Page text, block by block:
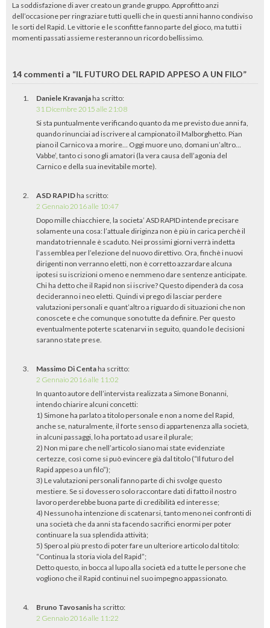
La soddisfazione di aver creato un grande gruppo. Approfitto anzi
dell’occasione per ringraziare tutti quelli che in questi anni hanno condiviso
le sorti del Rapid. Le vittorie e le sconfitte fanno parte del gioco, ma tutti i
momenti passati assieme resteranno un ricordo bellissimo.
14 commenti a “IL FUTURO DEL RAPID APPESO A UN FILO”
Daniele Kravanjaha scritto:
31 Dicembre 2015 alle 21:08
Si sta puntualmente verificando quanto da me previsto due anni fa,
quando rinunciai ad iscrivere al campionato il Malborghetto. Pian
piano il Carnico va a morire… Oggi muore uno, domani un’altro…
Vabbe’, tanto ci sono gli amatori (la vera causa dell’agonia del
Carnico e della sua inevitabile morte).
ASD RAPIDha scritto:
2 Gennaio 2016 alle 10:47
Dopo mille chiacchiere, la societa’ ASD RAPID intende precisare
solamente una cosa: l’attuale diriginza non è più in carica perchè il
mandato triennale è scaduto. Nei prossimi giorni verrà indetta
l’assemblea per l’elezione del nuovo direttivo. Ora, finchè i nuovi
dirigenti non verranno eletti, non è corretto azzardare alcuna
ipotesi su iscrizioni o meno e nemmeno dare sentenze anticipate.
Chi ha detto che il Rapid non si iscrive? Questo dipenderà da cosa
decideranno i neo eletti. Quindi vi prego di lasciar perdere
valutazioni personali e quant’altro a riguardo di situazioni che non
conoscete e che comunque sono tutte da definire. Per questo
eventualmente poterte scatenarvi in seguito, quando le decisioni
saranno state prese.
Massimo Di Centaha scritto:
2 Gennaio 2016 alle 11:02
In quanto autore dell’intervista realizzata a Simone Bonanni,
intendo chiarire alcuni concetti:
1) Simone ha parlato a titolo personale e non a nome del Rapid,
anche se, naturalmente, il forte senso di appartenenza alla società,
in alcuni passaggi, lo ha portato ad usare il plurale;
2) Non mi pare che nell’articolo siano mai state evidenziate
certezze, così come si può evincere già dal titolo (“Il futuro del
Rapid appeso a un filo”);
3) Le valutazioni personali fanno parte di chi svolge questo
mestiere. Se si dovessero solo raccontare dati di fatto il nostro
lavoro perderebbe buona parte di credibilità ed interesse;
4) Nessuno ha intenzione di scatenarsi, tanto meno nei confronti di
una società che da anni sta facendo sacrifici enormi per poter
continuare la sua splendida attività;
5) Spero al più presto di poter fare un ulteriore articolo dal titolo:
“Continua la storia viola del Rapid”;
Detto questo, in bocca al lupo alla società ed a tutte le persone che
vogliono che il Rapid continui nel suo impegno appassionato.
Bruno Tavosanisha scritto:
2 Gennaio 2016 alle 11:22